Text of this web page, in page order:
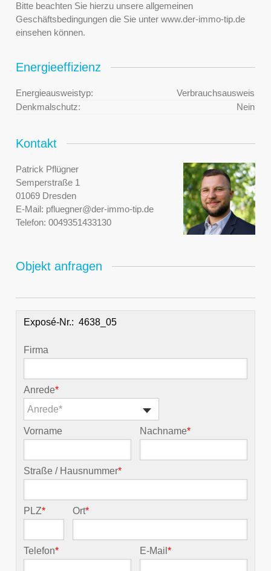
Bitte beachten Sie hierzu unsere allgemeinen
Geschäftsbedingungen die Sie unter www.der-immo-tip.de
einsehen können.
Energieeffizienz
Energieausweistyp:
Verbrauchsausweis
Denkmalschutz:
Nein
Kontakt
Patrick Pflügner
Semperstraße 1
01069 Dresden
E-Mail: pfluegner@der-immo-tip.de
Telefon: 0049351433130
Objekt anfragen
Exposé-Nr.:
Firma
Anrede*
Anrede*
Vorname Nachname*
Straße / Hausnummer*
PLZ* Ort*
Telefon* E-Mail*